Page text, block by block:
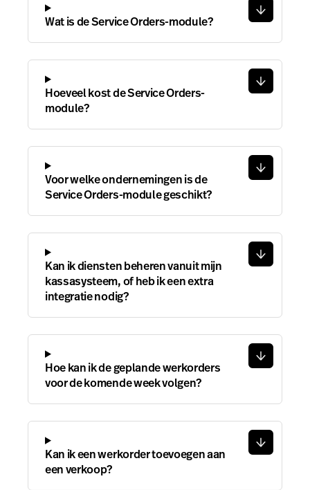
Wat is de Service Orders-module?
Hoeveel kost de Service Orders-
module?
Voor welke ondernemingen is de
Service Orders-module geschikt?
Kan ik diensten beheren vanuit mijn
kassasysteem, of heb ik een extra
integratie nodig?
Hoe kan ik de geplande werkorders
voor de komende week volgen?
Kan ik een werkorder toevoegen aan
een verkoop?